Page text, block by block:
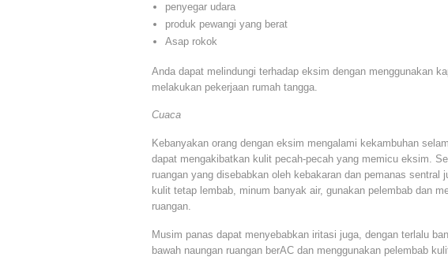
penyegar udara
produk pewangi yang berat
Asap rokok
Anda dapat melindungi terhadap eksim dengan menggunakan
melakukan pekerjaan rumah tangga.
Cuaca
Kebanyakan orang dengan eksim mengalami kekambuhan
dapat mengakibatkan kulit pecah-pecah yang memicu eksim.
ruangan yang disebabkan oleh kebakaran dan pemanas
kulit tetap lembab, minum banyak air, gunakan pelembab dan
ruangan.
Musim panas dapat menyebabkan iritasi juga, dengan terlalu
bawah naungan ruangan berAC dan menggunakan pelembab